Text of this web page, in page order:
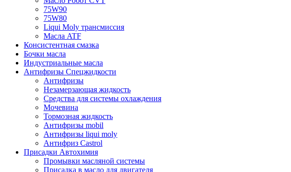
75W90
75W80
Liqui Moly трансмиссия
Масла ATF
Консистентная смазка
Бочки масла
Индустриальные масла
Антифризы Спецжидкости
Антифризы
Незамерзающая жидкость
Средства для системы охлаждения
Мочевина
Тормозная жидкость
Антифризы mobil
Антифризы liqui moly
Антифриз Castrol
Присадки Автохимия
Промывки масляной системы
Присадка в масло для двигателя